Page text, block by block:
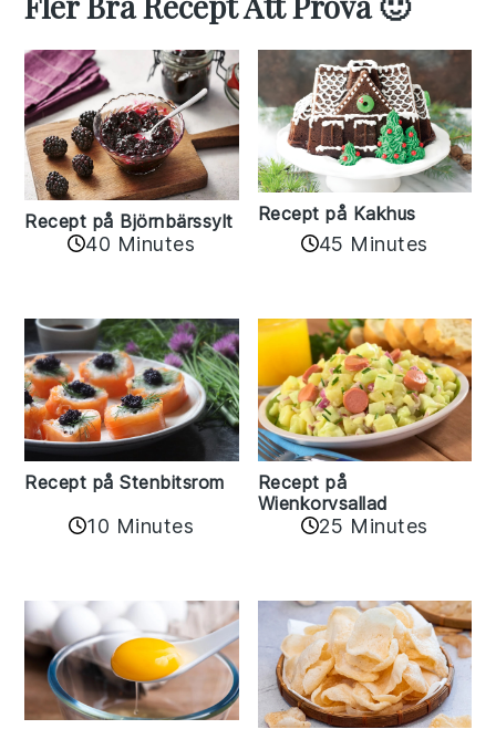
Recept på Björnbärssylt
40 Minutes
Recept på Kakhus
45 Minutes
Recept på Stenbitsrom
10 Minutes
Recept på
Wienkorvsallad
25 Minutes